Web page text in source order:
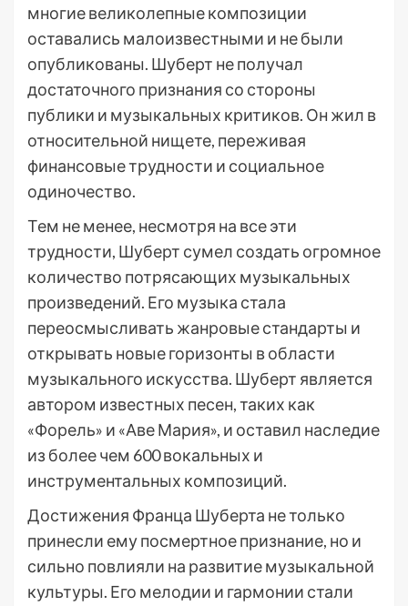
многие великолепные композиции
оставались малоизвестными и не были
опубликованы. Шуберт не получал
достаточного признания со стороны
публики и музыкальных критиков. Он жил в
относительной нищете, переживая
финансовые трудности и социальное
одиночество.
Тем не менее, несмотря на все эти
трудности, Шуберт сумел создать огромное
количество потрясающих музыкальных
произведений. Его музыка стала
переосмысливать жанровые стандарты и
открывать новые горизонты в области
музыкального искусства. Шуберт является
автором известных песен, таких как
«Форель» и «Аве Мария», и оставил наследие
из более чем 600 вокальных и
инструментальных композиций.
Достижения Франца Шуберта не только
принесли ему посмертное признание, но и
сильно повлияли на развитие музыкальной
культуры. Его мелодии и гармонии стали